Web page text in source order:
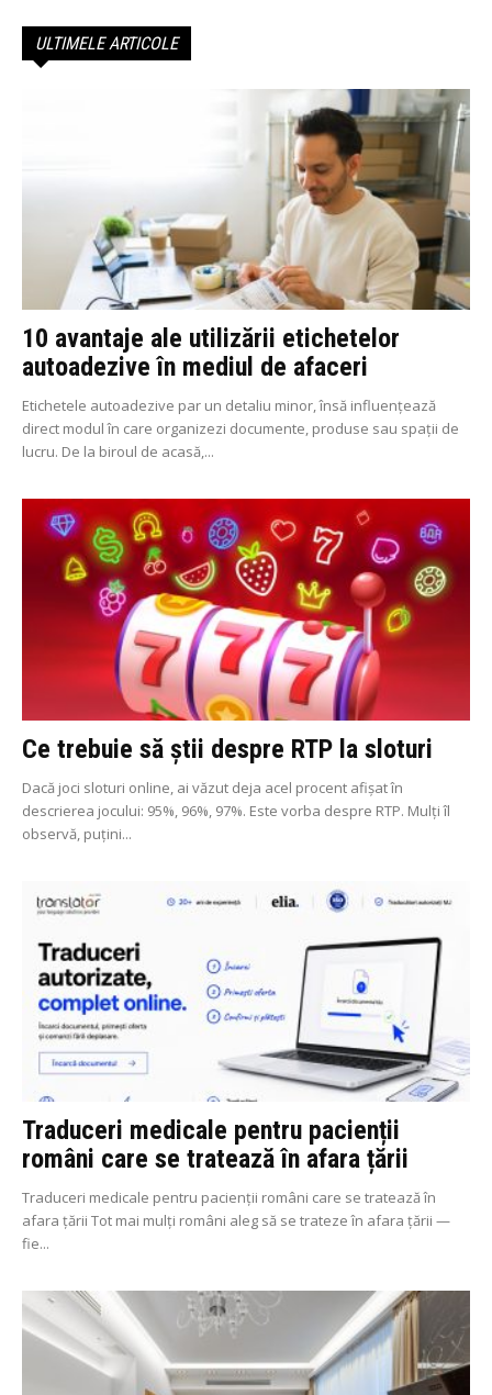
ULTIMELE ARTICOLE
10 avantaje ale utilizării etichetelor
autoadezive în mediul de afaceri
Etichetele autoadezive par un detaliu minor, însă influențează
direct modul în care organizezi documente, produse sau spații de
lucru. De la biroul de acasă,...
Ce trebuie să știi despre RTP la sloturi
Dacă joci sloturi online, ai văzut deja acel procent afișat în
descrierea jocului: 95%, 96%, 97%. Este vorba despre RTP. Mulți îl
observă, puțini...
Traduceri medicale pentru pacienții
români care se tratează în afara țării
Traduceri medicale pentru pacienții români care se tratează în
afara țării Tot mai mulți români aleg să se trateze în afara țării —
fie...